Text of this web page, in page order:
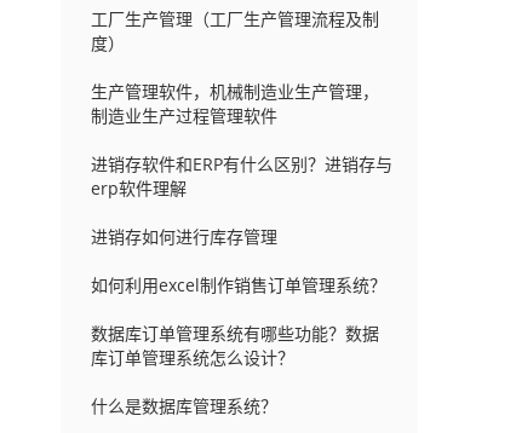
工厂生产管理（工厂生产管理流程及制
度）
生产管理软件，机械制造业生产管理，
制造业生产过程管理软件
进销存软件和ERP有什么区别？进销存与
erp软件理解
进销存如何进行库存管理
如何利用excel制作销售订单管理系统？
数据库订单管理系统有哪些功能？数据
库订单管理系统怎么设计？
什么是数据库管理系统？